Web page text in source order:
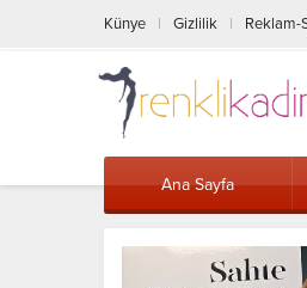
Künye Gizlilik Reklam-
Ana Sayfa